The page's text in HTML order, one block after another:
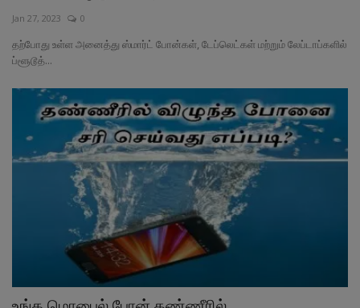
வேலைவாய்ப்பு
தொழில்நுட்பம்
மக்கள் புகார்கள்
சிறப்பு செய்திகள்
Jan 27, 2023 0
தற்போது உள்ள அனைத்து ஸ்மார்ட் போன்கள், டேப்லெட்கள் மற்றும் லேப்டாப்களில்
ப்ளூடூத்...